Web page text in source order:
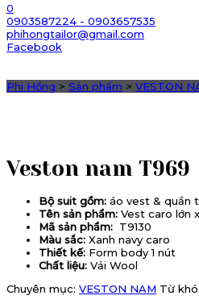
0
0903587224 - 0903657535
phihongtailor@gmail.com
Facebook
Phi Hồng > Sản phẩm > VESTON
Veston nam T969
Bộ suit gồm: áo vest & quần
Tên sản phẩm: Vest caro lớn
Mã sản phẩm: T9130
Màu sắc: Xanh navy caro
Thiết kế: Form body 1 nút
Chất liệu: Vải Wool
Chuyên mục: VESTON NAM Từ